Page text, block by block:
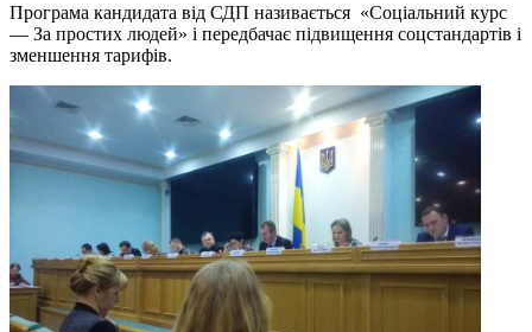
Програма кандидата від СДП називається «Соціальний курс
— За простих людей» і передбачає підвищення соцстандартів і
зменшення тарифів.